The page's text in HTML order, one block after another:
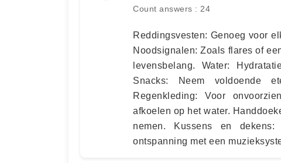
Count answers : 24
Reddingsvesten: Genoeg voor
Noodsignalen: Zoals flares of
levensbelang. Water:
Snacks: Neem voldoende
Regenkleding: Voor
afkoelen op het water.
nemen. Kussens en
ontspanning met een